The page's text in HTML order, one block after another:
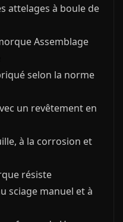
attelages à boule de
Assemblage
selon la norme
un revêtement en
à la corrosion et
résiste
sciage manuel et à